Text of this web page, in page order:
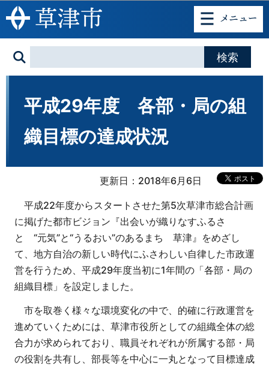
このページの本文へ移動
平成29年度 各部・局の組
織目標の達成状況
更新日：2018年6月6日
平成22年度からスタートさせた第5次草津市総合計画
に掲げた都市ビジョン『出会いが織りなすふるさ
と “元気”と“うるおい”のあるまち 草津』をめざし
て、地方自治の新しい時代にふさわしい自律した市政運
営を行うため、平成29年度当初に1年間の「各部・局の
組織目標」を設定しました。
市を取巻く様々な環境変化の中で、的確に行政運営を
進めていくためには、草津市役所としての組織全体の総
合力が求められており、職員それぞれが所属する部・局
の役割を共有し、部長等を中心に一丸となって目標達成